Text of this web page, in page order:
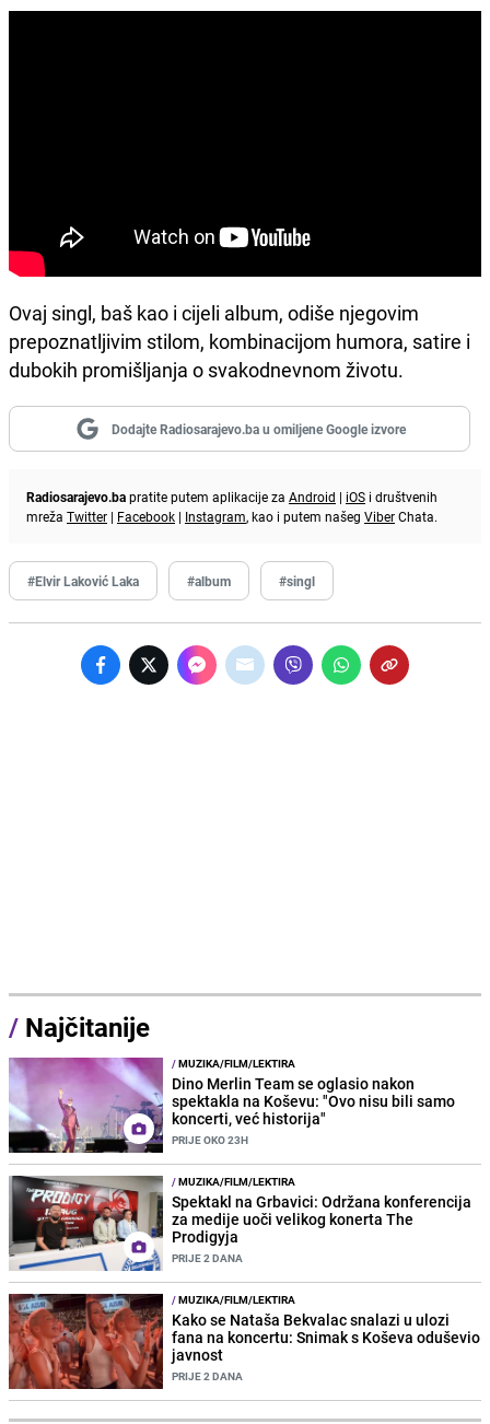
Ovaj singl, baš kao i cijeli album, odiše njegovim
prepoznatljivim stilom, kombinacijom humora, satire i
dubokih promišljanja o svakodnevnom životu.
Dodajte Radiosarajevo.ba u omiljene Google izvore
Radiosarajevo.bapratite putem aplikacije za Android | iOS i društvenih
mreža Twitter | Facebook | Instagram, kao i putem našeg ViberChata.
#Elvir Laković Laka #album #singl
/ Najčitanije
/MUZIKA/FILM/LEKTIRA
Dino Merlin Team se oglasio nakon
spektakla na Koševu: "Ovo nisu bili samo
koncerti, već historija"
PRIJE OKO 23H
/MUZIKA/FILM/LEKTIRA
Spektakl na Grbavici: Održana konferencija
za medije uoči velikog konerta The
Prodigyja
PRIJE 2 DANA
/MUZIKA/FILM/LEKTIRA
Kako se Nataša Bekvalac snalazi u ulozi
fana na koncertu: Snimak s Koševa oduševio
javnost
PRIJE 2 DANA